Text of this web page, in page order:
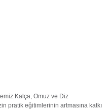
Kalça, Omuz ve Diz
pratik eğitimlerinin artmasına katkı